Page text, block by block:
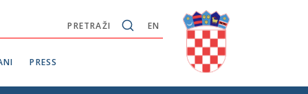
EN
PRETRAŽI
PRESS